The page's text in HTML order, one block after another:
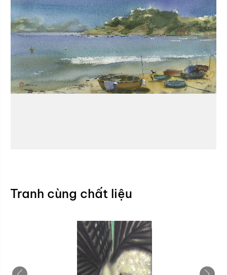
Tranh cùng chất liệu